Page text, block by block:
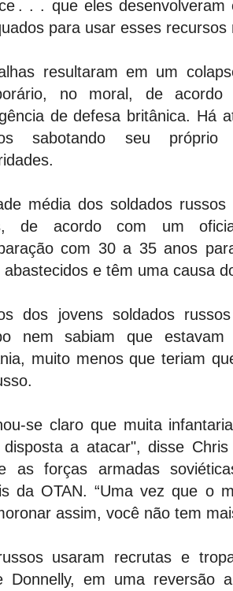
. . . que eles desenvolveram
para usar esses recursos
resultaram em um
no moral, de
de defesa britânica. Há
sabotando seu próprio
média dos soldados
de acordo com um
com 30 a 35 anos
abastecidos e têm uma causa
dos jovens soldados
nem sabiam que
muito menos que teriam
se claro que muita
a atacar", disse Chris
as forças armadas
da OTAN. “Uma vez que o
assim, você não tem
usaram recrutas e
Donnelly, em uma reversão